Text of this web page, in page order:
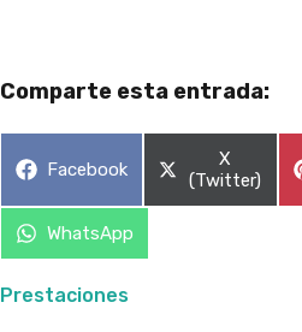
Comparte esta entrada:
Compartir
Facebook
Compartir
en
X
(Twitter)
Compartir
WhatsApp
Prestaciones